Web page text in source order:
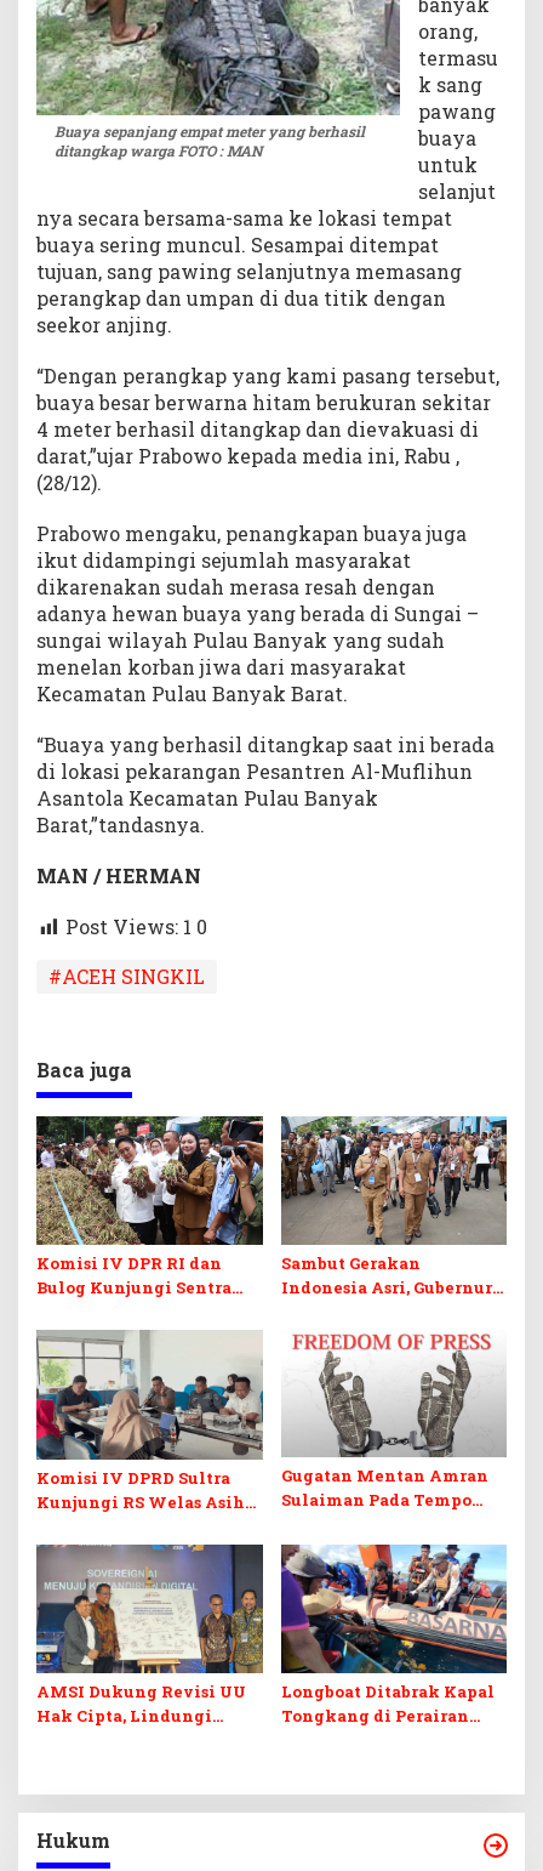
Buaya sepanjang empat meter yang berhasil
ditangkap warga FOTO : MAN
orang,
termasu
k sang
pawang
buaya
untuk
selanjut
nya secara bersama-sama ke lokasi tempat
buaya sering muncul. Sesampai ditempat
tujuan, sang pawing selanjutnya memasang
perangkap dan umpan di dua titik dengan
seekor anjing.
“Dengan perangkap yang kami pasang tersebut,
buaya besar berwarna hitam berukuran sekitar
4 meter berhasil ditangkap dan dievakuasi di
darat,”ujar Prabowo kepada media ini, Rabu ,
(28/12).
Prabowo mengaku, penangkapan buaya juga
ikut didampingi sejumlah masyarakat
dikarenakan sudah merasa resah dengan
adanya hewan buaya yang berada di Sungai –
sungai wilayah Pulau Banyak yang sudah
menelan korban jiwa dari masyarakat
Kecamatan Pulau Banyak Barat.
“Buaya yang berhasil ditangkap saat ini berada
di lokasi pekarangan Pesantren Al-Muflihun
Asantola Kecamatan Pulau Banyak
Barat,”tandasnya.
MAN / HERMAN
Post Views: 1 0
#ACEH SINGKIL
Baca juga
Komisi IV DPR RI dan
Bulog Kunjungi Sentra
Dorong Peluang Ekspor
Sambut Gerakan
Indonesia Asri, Gubernur
Penertiban Baliho dan
Kabel Semrawut
Komisi IV DPRD Sultra
Kunjungi RS Welas Asih
TPK hingga Layanan
Medis Canggih
Gugatan Mentan Amran
Sulaiman Pada Tempo
Pers
AMSI Dukung Revisi UU
Hak Cipta, Lindungi
Longboat Ditabrak Kapal
Tongkang di Perairan
Hukum